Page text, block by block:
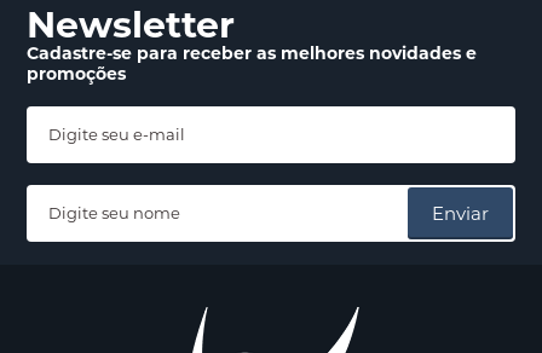
Newsletter
Cadastre-se para receberas melhores novidadese
promoções
Enviar